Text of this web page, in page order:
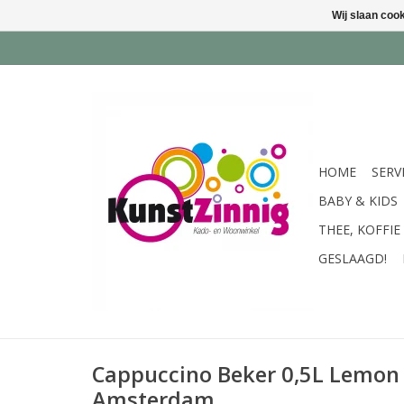
HOME
BABY & KIDS
THEE,
GESLAAGD!
Cappuccino Beker 0,5L
Wij slaan